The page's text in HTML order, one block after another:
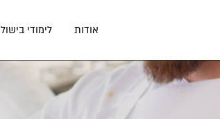
אודות לימודי בישול